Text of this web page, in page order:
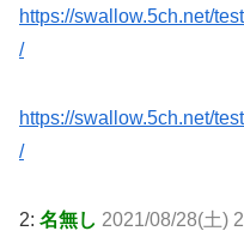
https://swallow.5ch.net/
/
https://swallow.5ch.net/
/
2: 名無し 2021/08/28(土)